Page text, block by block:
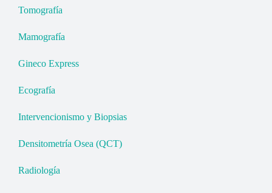
Tomografía
Mamografía
Gineco Express
Ecografía
Intervencionismo y Biopsias
Densitometría Osea (QCT)
Radiología